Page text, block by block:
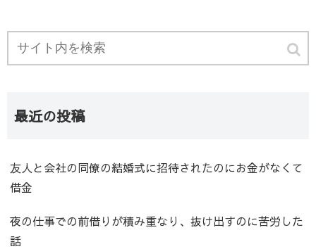
最近の投稿
友人と会社の同僚の結婚式に招待されたのにお金がなくて
借金
夜の仕事での前借りが積み重なり、抜け出すのに苦労した
話